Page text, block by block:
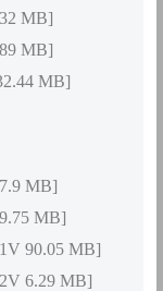
MB]
MB]
MB]
MB]
MB]
90.05 MB]
6.29 MB]